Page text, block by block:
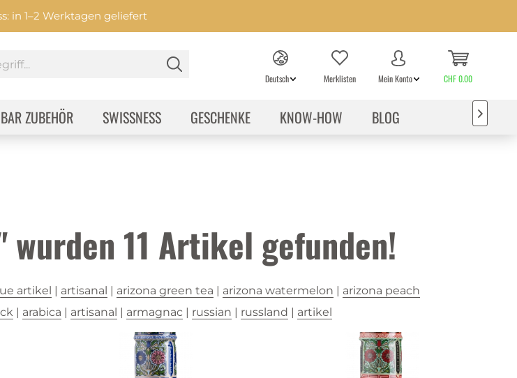
in 1–2 Werktagen geliefert
Deutsch Merklisten Mein Konto CHF 0.00
BAR ZUBEHÖR SWISSNESS GESCHENKE KNOW-HOW BLOG 
wurden 11 Artikel gefunden!
artikel | artisanal | arizona green tea | arizona watermelon | arizona peach
| arabica | artisanal | armagnac | russian | russland | artikel